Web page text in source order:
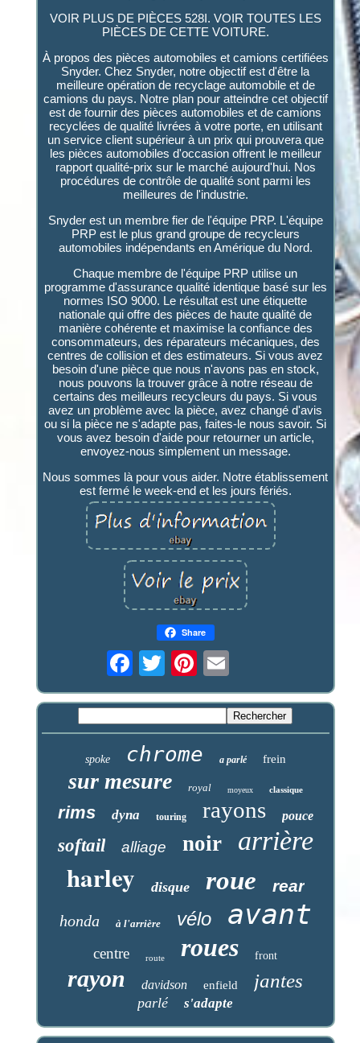
VOIR PLUS DE PIÈCES 528I. VOIR TOUTES LES
PIÈCES DE CETTE VOITURE.
À propos des pièces automobiles et camions certifiées
Snyder. Chez Snyder, notre objectif est d'être la
meilleure opération de recyclage automobile et de
camions du pays. Notre plan pour atteindre cet objectif
est de fournir des pièces automobiles et de camions
recyclées de qualité livrées à votre porte, en utilisant
un service client supérieur à un prix qui prouvera que
les pièces automobiles d'occasion offrent le meilleur
rapport qualité-prix sur le marché aujourd'hui. Nos
procédures de contrôle de qualité sont parmi les
meilleures de l'industrie.
Snyder est un membre fier de l'équipe PRP. L'équipe
PRP est le plus grand groupe de recycleurs
automobiles indépendants en Amérique du Nord.
Chaque membre de l'équipe PRP utilise un
programme d'assurance qualité identique basé sur les
normes ISO 9000. Le résultat est une étiquette
nationale qui offre des pièces de haute qualité de
manière cohérente et maximise la confiance des
consommateurs, des réparateurs mécaniques, des
centres de collision et des estimateurs. Si vous avez
besoin d'une pièce que nous n'avons pas en stock,
nous pouvons la trouver grâce à notre réseau de
certains des meilleurs recycleurs du pays. Si vous
avez un problème avec la pièce, avez changé d'avis
ou si la pièce ne s'adapte pas, faites-le nous savoir. Si
vous avez besoin d'aide pour retourner un article,
envoyez-nous simplement un message.
Nous sommes là pour vous aider. Notre établissement
est fermé le week-end et les jours fériés.
Share
spoke chrome a parlé frein
sur mesure royal moyeux classique
rims dyna touring rayons pouce
softail alliage noir arrière
harley disque roue rear
honda à l'arrière vélo avant
centre route roues front
rayon davidson enfield jantes
parlé s'adapte